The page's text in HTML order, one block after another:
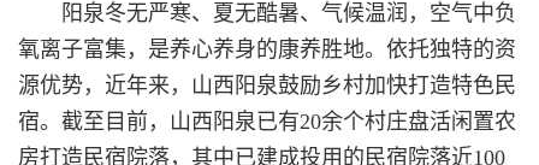
阳泉冬无严寒、夏无酷暑、气候温润，空气中负
氧离子富集，是养心养身的康养胜地。依托独特的资
源优势，近年来，山西阳泉鼓励乡村加快打造特色民
宿。截至目前，山西阳泉已有20余个村庄盘活闲置农
房打造民宿院落，其中已建成投用的民宿院落近100